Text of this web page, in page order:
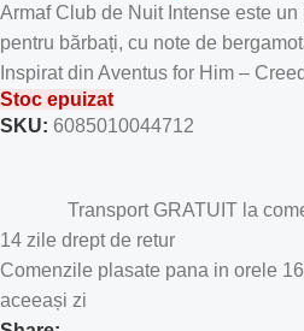
Armaf Club de Nuit Intense este
pentru bărbați, cu note de
Inspirat din Aventus for Him –
Stoc epuizat
SKU: 6085010044712
Transport GRATUIT la
14 zile drept de retur
Comenzile plasate pana in orele
aceeași zi